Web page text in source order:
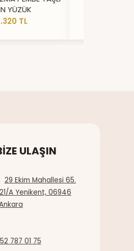
YÜZÜK
TL
ULAŞIN
29 Ekim Mahallesi 65.
A Yenikent, 06946
787 01 75